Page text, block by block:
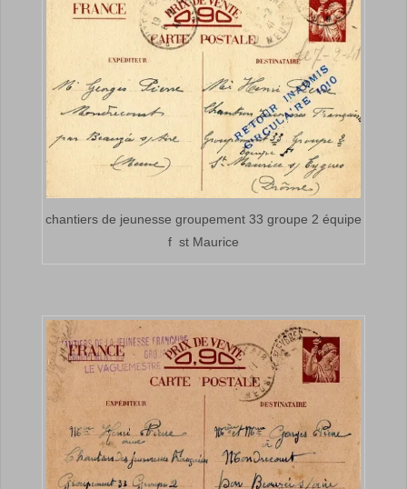
chantiers de jeunesse groupement 33 groupe 2 équipe
f st Maurice